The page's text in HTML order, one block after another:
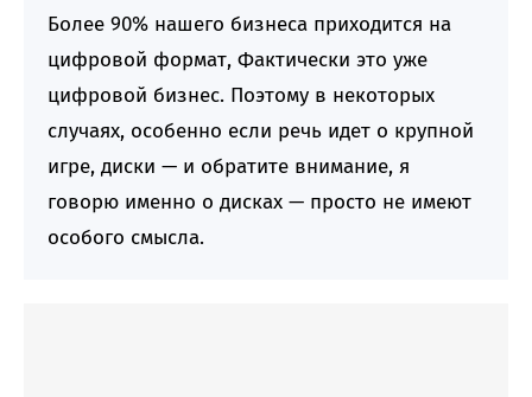
Более 90% нашего бизнеса приходится на
цифровой формат, Фактически это уже
цифровой бизнес. Поэтому в некоторых
случаях, особенно если речь идет о крупной
игре, диски — и обратите внимание, я
говорю именно о дисках — просто не имеют
особого смысла.